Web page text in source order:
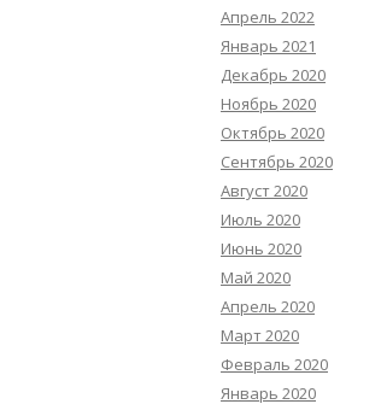
Апрель 2022
Январь 2021
Декабрь 2020
Ноябрь 2020
Октябрь 2020
Сентябрь 2020
Август 2020
Июль 2020
Июнь 2020
Май 2020
Апрель 2020
Март 2020
Февраль 2020
Январь 2020